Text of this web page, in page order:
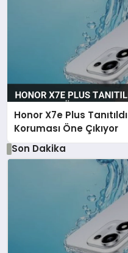
Honor X7e Plus
Koruması Öne Çıkıyor
Son Dakika